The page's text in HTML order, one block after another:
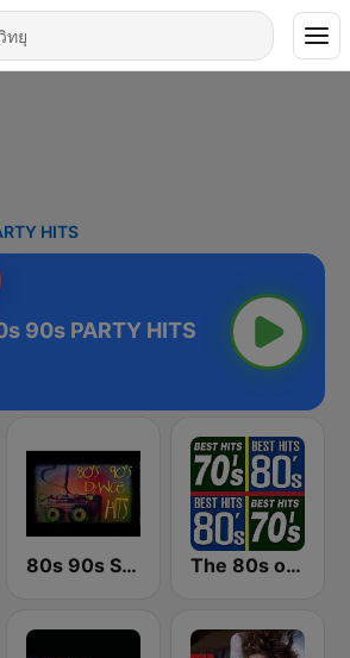
HITS
90s PARTY HITS
80s 90s Super Dance The 80s on the 80s